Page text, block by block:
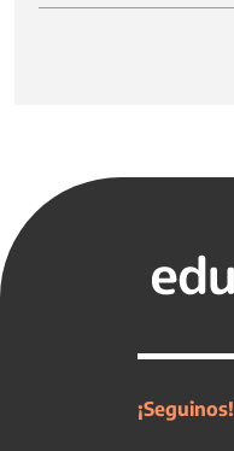
¡Seguinos!